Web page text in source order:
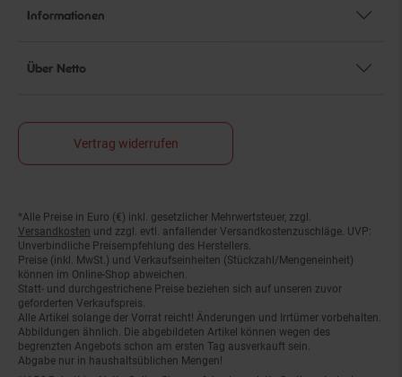
Informationen
Über Netto
Vertrag widerrufen
Fußnoten
*Alle Preise in Euro (€) inkl. gesetzlicher Mehrwertsteuer, zzgl.
Versandkosten und zzgl. evtl. anfallender Versandkostenzuschläge. UVP:
Unverbindliche Preisempfehlung des Herstellers.
Preise (inkl. MwSt.) und Verkaufseinheiten (Stückzahl/Mengeneinheit)
können im Online-Shop abweichen.
Statt- und durchgestrichene Preise beziehen sich auf unseren zuvor
geforderten Verkaufspreis.
Alle Artikel solange der Vorrat reicht! Änderungen und Irrtümer vorbehalten.
Abbildungen ähnlich. Die abgebildeten Artikel können wegen des
begrenzten Angebots schon am ersten Tag ausverkauft sein.
Abgabe nur in haushaltsüblichen Mengen!